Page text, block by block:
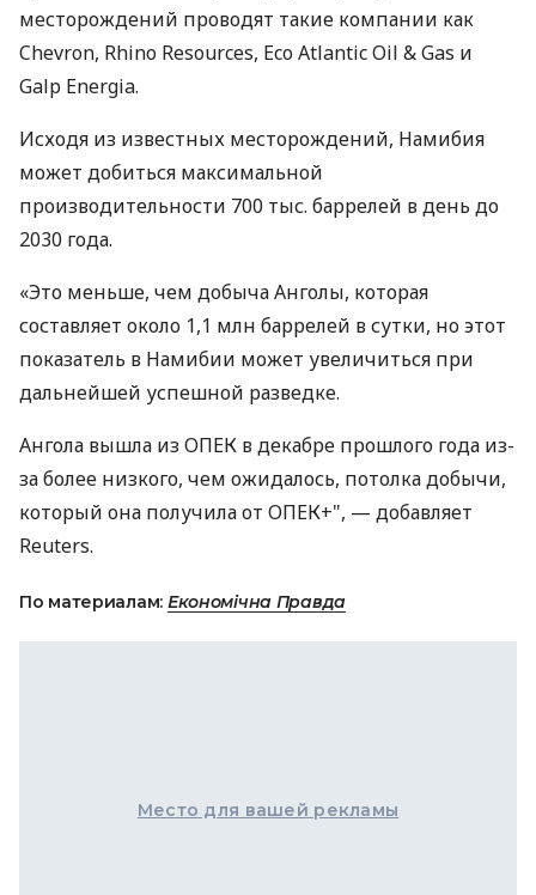
месторождений проводят такие компании как
Chevron, Rhino Resources, Eco Atlantic Oil & Gas и
Galp Energia.
Исходя из известных месторождений, Намибия
может добиться максимальной
производительности 700 тыс. баррелей в день до
2030 года.
«Это меньше, чем добыча Анголы, которая
составляет около 1,1 млн баррелей в сутки, но этот
показатель в Намибии может увеличиться при
дальнейшей успешной разведке.
Ангола вышла из ОПЕК в декабре прошлого года из-
за более низкого, чем ожидалось, потолка добычи,
который она получила от ОПЕК+", — добавляет
Reuters.
По материалам: Економічна Правда
Место для вашей рекламы